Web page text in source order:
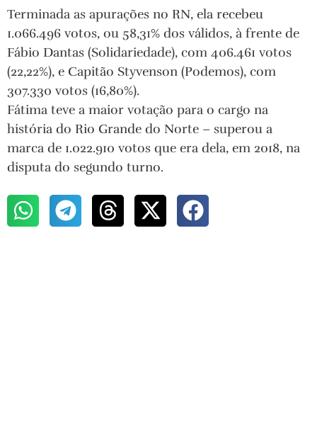
Terminada as apurações no RN, ela recebeu
1.066.496 votos, ou 58,31% dos válidos, à frente de
Fábio Dantas (Solidariedade), com 406.461 votos
(22,22%), e Capitão Styvenson (Podemos), com
307.330 votos (16,80%).
Fátima teve a maior votação para o cargo na
história do Rio Grande do Norte – superou a
marca de 1.022.910 votos que era dela, em 2018, na
disputa do segundo turno.